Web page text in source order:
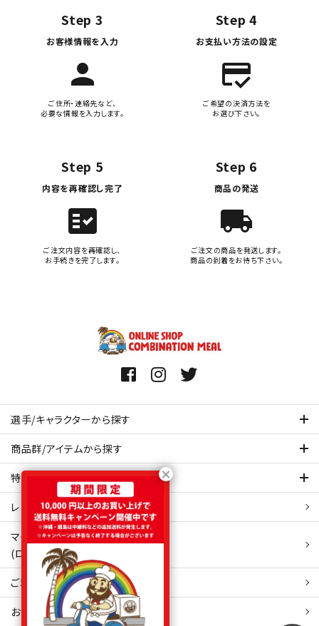
Step 3
お客様情報を入力
person
ご住所・連絡先など、
必要な情報を入力します。
Step 4
お支払い方法の設定
credit_score
ご希望の決済方法を
お選び下さい。
Step 5
内容を再確認し完了
fact_check
ご注文内容を再確認し、
お手続きを完了します。
Step 6
商品の発送
local_shipping
ご注文の商品を発送します。
商品の到着をお待ち下さい。
選手/キャラクターから探す
商品群/アイテムから探す
特集ページを見てみる
レビュー・口コミ 一覧ページ
マイアカウント
(ログイン/新規会員登録)
ご利用ガイド
お問い合わせ